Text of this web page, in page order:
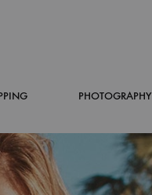
PHOTOGRAPHY